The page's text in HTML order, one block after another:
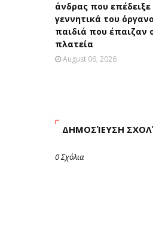
άνδρας που επέδειξε
γεννητικά του
παιδιά που έπαιζαν
πλατεία
August 06, 2026
ΔΗΜΟΣΊΕΥΣΗ
0 Σχόλια